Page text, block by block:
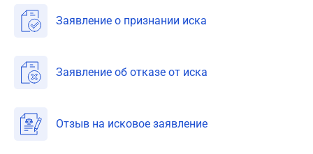
Заявление о признании иска
Заявление об отказе от иска
Отзыв на исковое заявление